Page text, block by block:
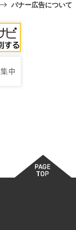
バナー広告について